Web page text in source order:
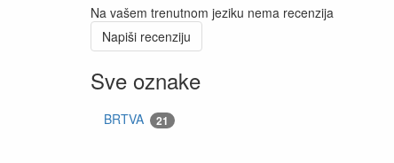
Na vašem trenutnom jeziku nema recenzija
Napiši recenziju
Sve oznake
BRTVA 21